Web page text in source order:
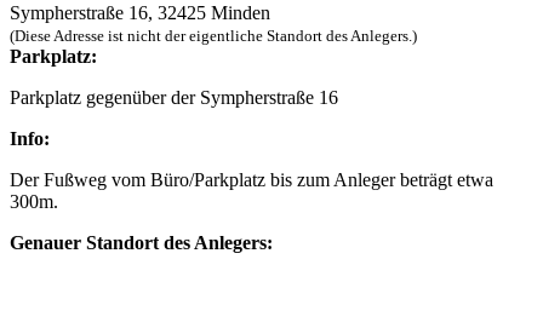
Sympherstraße 16, 32425 Minden
(Diese Adresse ist nicht der eigentliche Standort des Anlegers.)
Parkplatz:
Parkplatz gegenüber der Sympherstraße 16
Info:
Der Fußweg vom Büro/Parkplatz bis zum Anleger beträgt etwa
300m.
Genauer Standort des Anlegers: